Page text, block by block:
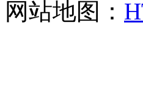
网站地图：